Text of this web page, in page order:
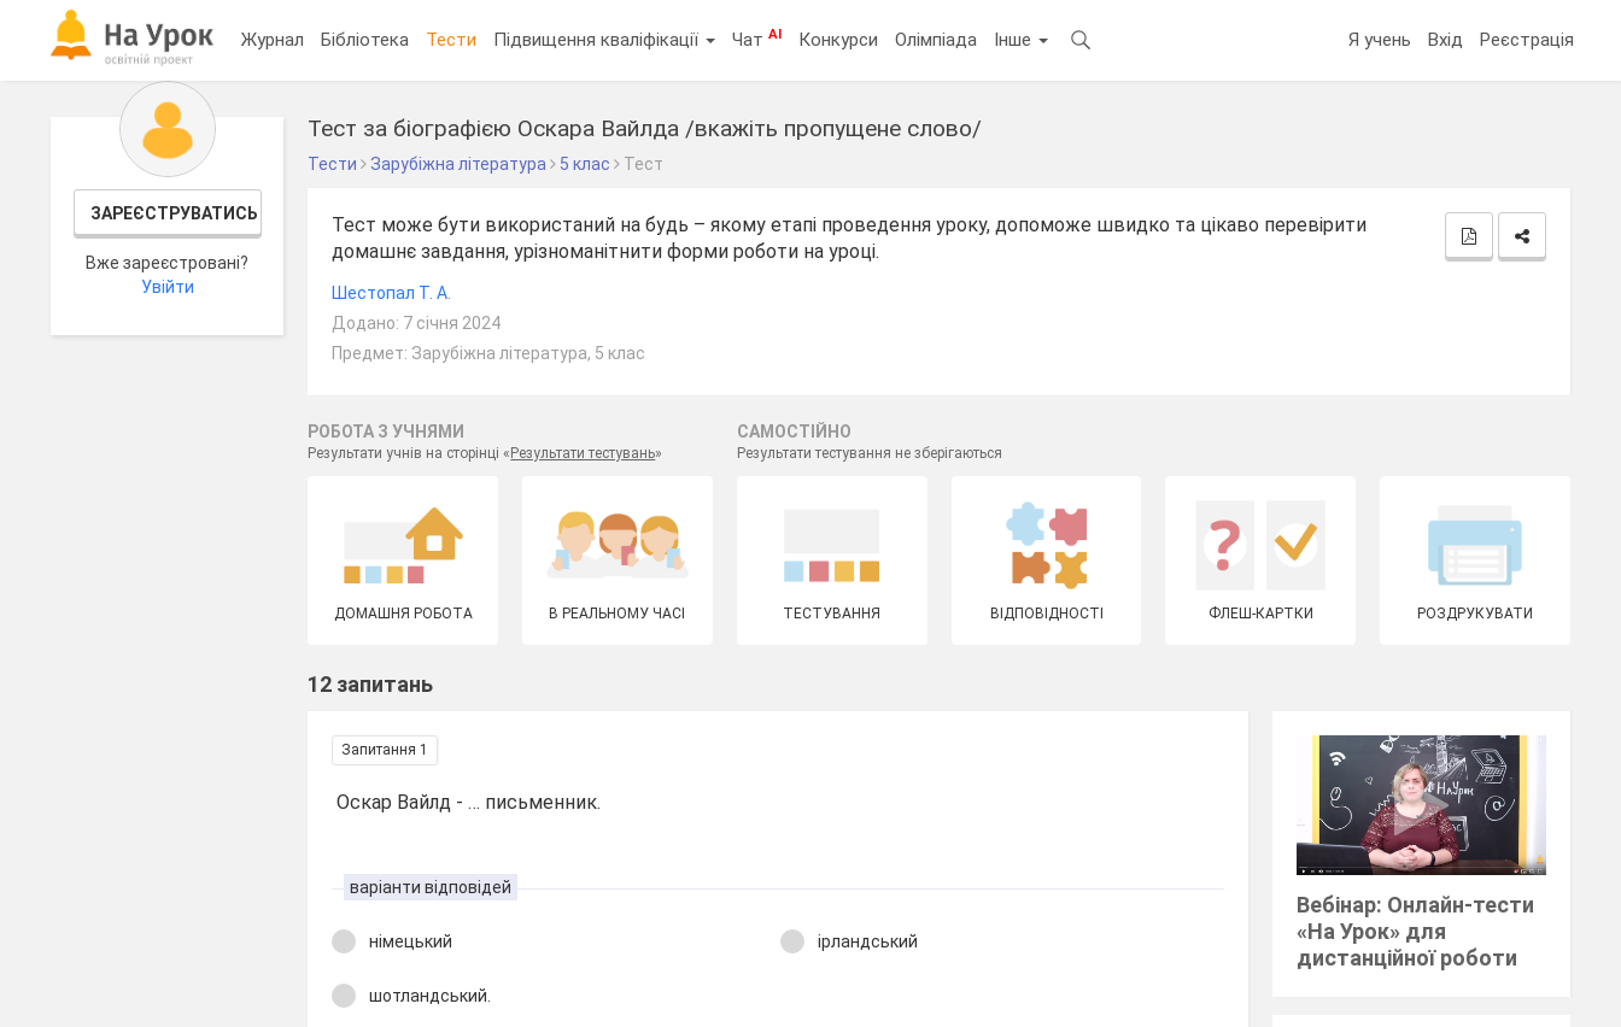
Журнал Бібліотека Тести Підвищення кваліфікації ЧатAI Конкурси Олімпіада Інше Я учень Вхід Реєстрація
ЗАРЕЄСТРУВАТИСЬ
Вже зареєстровані?
Увійти
Тест за біографією Оскара Вайлда /вкажіть пропущене слово/
Тести Зарубіжна література 5 клас Тест
Тест може бути використаний на будь – якому етапі проведення уроку, допоможе швидко та цікаво перевірити
домашнє завдання, урізноманітнити форми роботи на уроці.
Шестопал Т. А.
Додано: 7 січня 2024
Предмет: Зарубіжна література, 5 клас
РОБОТА З УЧНЯМИ
Результати учнів на сторінці «Результати тестувань»
САМОСТІЙНО
Результати тестування не зберігаються
ДОМАШНЯ РОБОТА В РЕАЛЬНОМУ ЧАСІ ТЕСТУВАННЯ ВІДПОВІДНОСТІ ФЛЕШ-КАРТКИ РОЗДРУКУВАТИ
12 запитань
Запитання 1
Оскар Вайлд - … письменник.
варіанти відповідей
німецький ірландський
шотландський.
Вебінар: Онлайн-тести
«На Урок» для
дистанційної роботи